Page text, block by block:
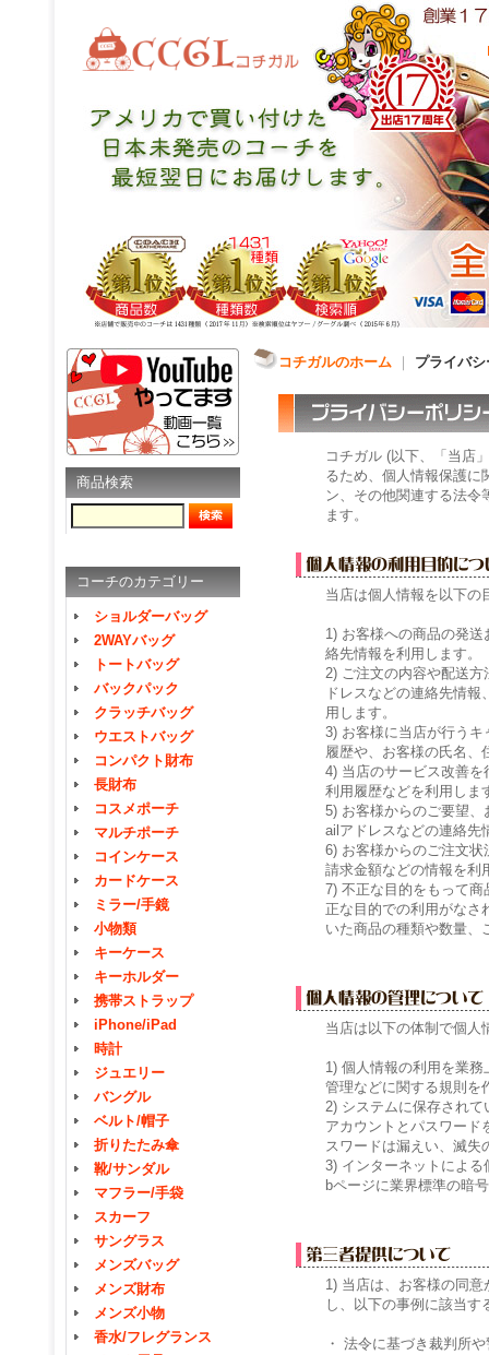
商品検索
コーチのカテゴリー
ショルダーバッグ
2WAYバッグ
トートバッグ
バックパック
クラッチバッグ
ウエストバッグ
コンパクト財布
長財布
コスメポーチ
マルチポーチ
コインケース
カードケース
ミラー/手鏡
小物類
キーケース
キーホルダー
携帯ストラップ
iPhone/iPad
時計
ジュエリー
バングル
ベルト/帽子
折りたたみ傘
靴/サンダル
マフラー/手袋
スカーフ
サングラス
メンズバッグ
メンズ財布
メンズ小物
香水/フレグランス
コチガルのホーム プライバ
コチガル (以下、「当店
るため、個人情報保護に
ン、その他関連する法
ます。
当店は個人情報を以下の
1) お客様への商品の発
絡先情報を利用します。
2) ご注文の内容や配送
ドレスなどの連絡先情
用します。
3) お客様に当店が行う
履歴や、お客様の氏名、
4) 当店のサービス改善
利用履歴などを利用しま
5) お客様からのご要望
ailアドレスなどの連絡先
6) お客様からのご注文
請求金額などの情報を利
7) 不正な目的をもって
正な目的での利用がなさ
いた商品の種類や数量、
当店は以下の体制で個人
1) 個人情報の利用を業
管理などに関する規則を
2) システムに保存され
アカウントとパスワード
スワードは漏えい、滅失
3) インターネットによ
bページに業界標準の暗
1) 当店は、お客様の同
し、以下の事例に該当
・ 法令に基づき裁判所